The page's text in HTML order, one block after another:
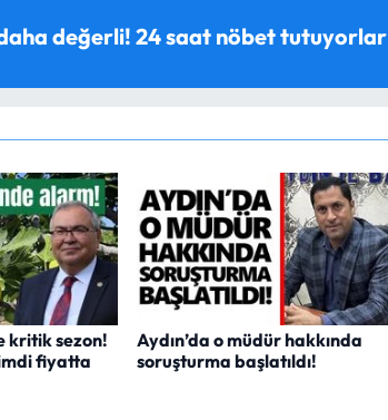
değerli! 24 saat nöbet tutuyorlar
kritik sezon!
fiyatta
Aydın’da o müdür hakkında
soruşturma başlatıldı!